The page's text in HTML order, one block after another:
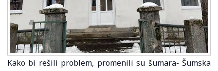
Kako bi rešili problem, promenili su šumara- Šumska